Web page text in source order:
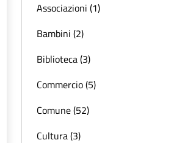
Associazioni (1)
Bambini (2)
Biblioteca (3)
Commercio (5)
Comune (52)
Cultura (3)